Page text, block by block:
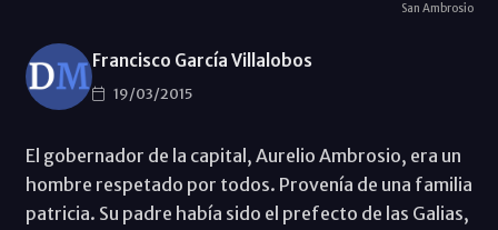
San Ambrosio
Francisco García Villalobos
19/03/2015
El gobernador de la capital, Aurelio Ambrosio, era un
hombre respetado por todos. Provenía de una familia
patricia. Su padre había sido el prefecto de las Galias,